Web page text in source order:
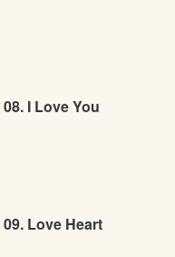
08. I Love You
09. Love Heart